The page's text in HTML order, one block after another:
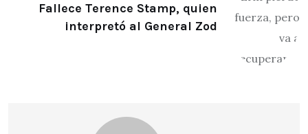
Fallece Terence Stamp, quien
interpretó al General Zod